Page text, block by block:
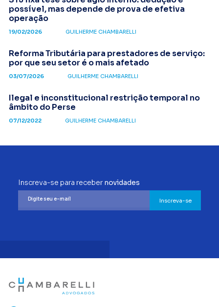
possível, mas depende de prova de efetiva
operação
19/02/2026 GUILHERME CHAMBARELLI
Reforma Tributária para prestadores de serviço:
por que seu setor é o mais afetado
03/07/2026 GUILHERME CHAMBARELLI
Ilegal e inconstitucional restrição temporal no
âmbito do Perse
07/12/2022 GUILHERME CHAMBARELLI
Inscreva-se para receber novidades
Inscreva-se